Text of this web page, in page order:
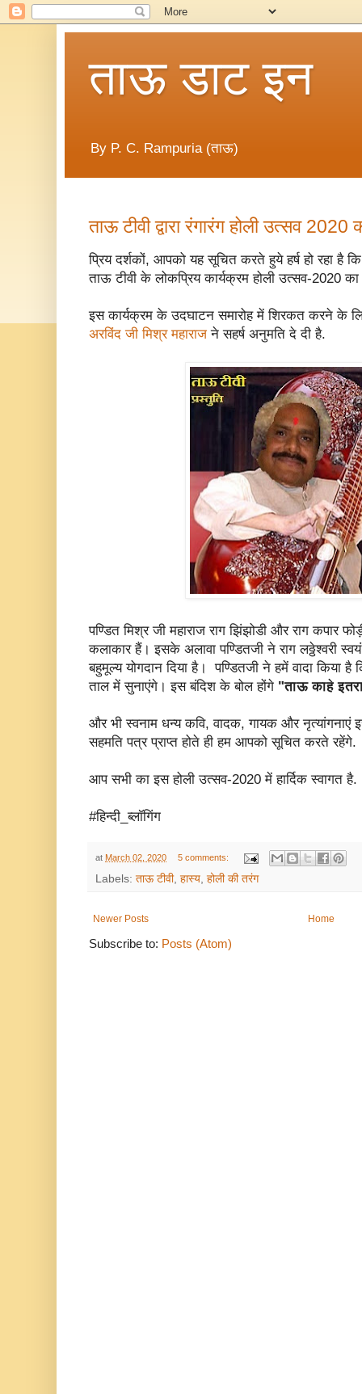
ताऊ डाट इन
By P. C. Rampuria (ताऊ)
ताऊ टीवी द्वारा रंगारंग होली उत्सव
प्रिय दर्शकों, आपको यह सूचित करते हुये हर्ष हो रहा है
ताऊ टीवी के लोकप्रिय कार्यक्रम होली उत्सव-2020
इस कार्यक्रम के उदघाटन समारोह में शिरकत करने के
अरविंद जी मिश्र महाराजने सहर्ष अनुमति दे दी है.
पण्डित मिश्र जी महाराज राग झिंझोडी और राग कपार
कलाकार हैं। इसके अलावा पण्डितजी ने राग लठ्ठेश्वरी
बहुमूल्य योगदान दिया है। पण्डितजी ने हमें वादा किया है
ताल में सुनाएंगे। इस बंदिश के बोल होंगे "ताऊ काहे
और भी स्वनाम धन्य कवि, वादक, गायक और नृत्यांगनाएं
सहमति पत्र प्राप्त होते ही हम आपको सूचित करते रहेंगे.
आप सभी का इस होली उत्सव-2020 में हार्दिक स्वागत है.
#हिन्दी_ब्लॉगिंग
at March 02, 2020 5 comments:
Labels: ताऊ टीवी, हास्य, होली की तरंग
Newer Posts Home
Subscribe to: Posts (Atom)